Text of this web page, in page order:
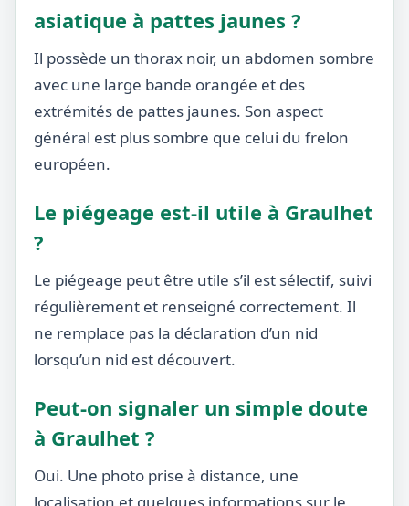
asiatique à pattes jaunes ?
Il possède un thorax noir, un abdomen sombre
avec une large bande orangée et des
extrémités de pattes jaunes. Son aspect
général est plus sombre que celui du frelon
européen.
Le piégeage est-il utile à Graulhet
?
Le piégeage peut être utile s’il est sélectif, suivi
régulièrement et renseigné correctement. Il
ne remplace pas la déclaration d’un nid
lorsqu’un nid est découvert.
Peut-on signaler un simple doute
à Graulhet ?
Oui. Une photo prise à distance, une